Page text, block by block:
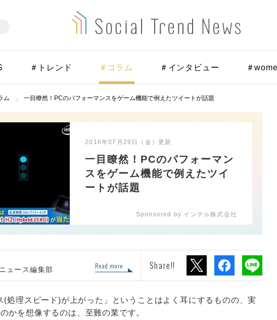
＃トレンド ＃コラム ＃インタビュー ＃
ム 一目瞭然！PCのパフォーマンスをゲーム機能で例えたツイートが話題
2016年07月29日（金）更新
一目瞭然！PCのパフォーマン
スをゲーム機能で例えたツイ
ートが話題
Sponsored by インテル株式会社
ュース編集部 Read more Share!!
(処理スピード)が上がった」ということはよく耳にするものの、実
かを想像するのは、至難の業です。